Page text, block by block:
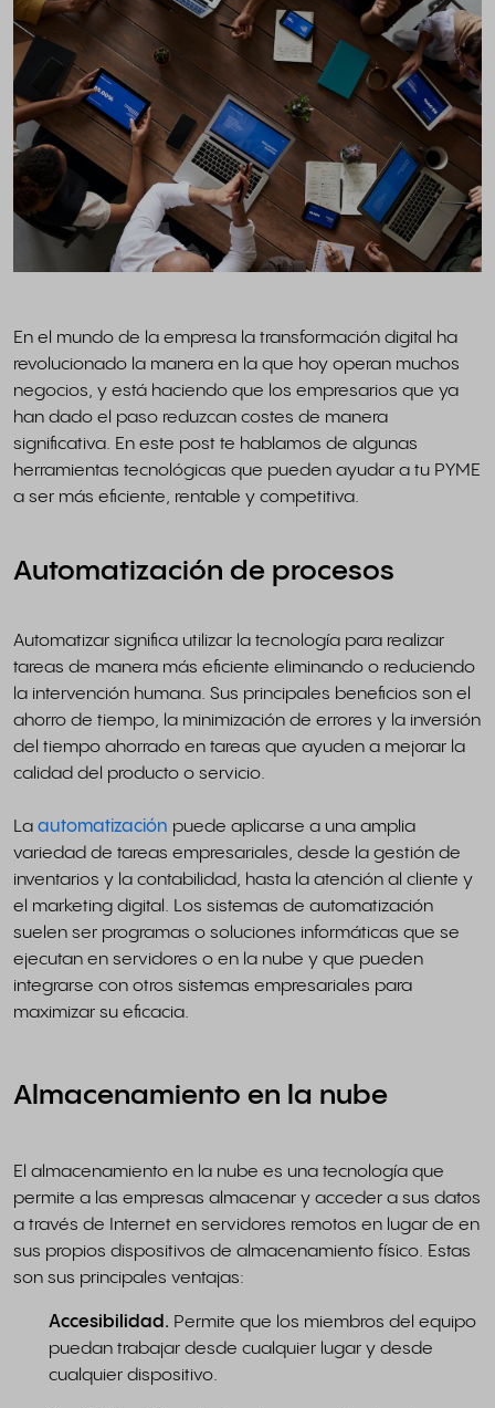
En el mundo de la empresa la transformación digital ha
revolucionado la manera en la que hoy operan muchos
negocios, y está haciendo que los empresarios que ya
han dado el paso reduzcan costes de manera
significativa. En este post te hablamos de algunas
herramientas tecnológicas que pueden ayudar a tu PYME
a ser más eficiente, rentable y competitiva.
Automatización de procesos
Automatizar significa utilizar la tecnología para realizar
tareas de manera más eficiente eliminando o reduciendo
la intervención humana. Sus principales beneficios son el
ahorro de tiempo, la minimización de errores y la inversión
del tiempo ahorrado en tareas que ayuden a mejorar la
calidad del producto o servicio.
La automatización puede aplicarse a una amplia
variedad de tareas empresariales, desde la gestión de
inventarios y la contabilidad, hasta la atención al cliente y
el marketing digital. Los sistemas de automatización
suelen ser programas o soluciones informáticas que se
ejecutan en servidores o en la nube y que pueden
integrarse con otros sistemas empresariales para
maximizar su eficacia.
Almacenamiento en la nube
El almacenamiento en la nube es una tecnología que
permite a las empresas almacenar y acceder a sus datos
a través de Internet en servidores remotos en lugar de en
sus propios dispositivos de almacenamiento físico. Estas
son sus principales ventajas:
Accesibilidad. Permite que los miembros del equipo
puedan trabajar desde cualquier lugar y desde
cualquier dispositivo.